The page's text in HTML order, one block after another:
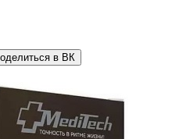
в ВК